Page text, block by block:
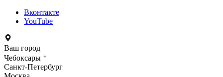
Вконтакте
YouTube
Ваш город
Чебоксары
Санкт-Петербург